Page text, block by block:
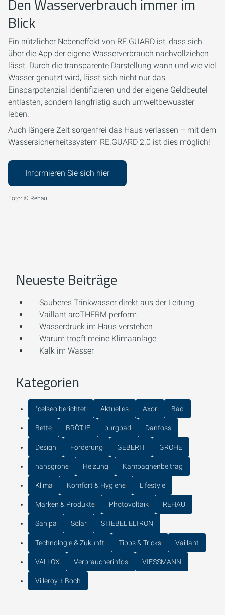
Den Wasserverbrauch immer im
Blick
Ein nützlicher Nebeneffekt von RE.GUARD ist, dass sich
über die App der eigene Wasserverbrauch nachvollziehen
lässt. Durch die transparente Darstellung wann und wie viel
Wasser genutzt wird, lässt sich nicht nur das
Einsparpotenzial identifizieren und der eigene Geldbeutel
entlasten, sondern langfristig auch umweltbewusster
leben.
Auch längere Zeit sorgenfrei das Haus verlassen – mit dem
Wassersicherheitssystem RE.GUARD 2.0 ist dies möglich!
Informieren Sie sich hier
Foto: © Rehau
Neueste Beiträge
Sauberes Trinkwasser direkt aus der Leitung
Vaillant aroTHERM perform
Wasserdruck im Haus verstehen
Warum tropft meine Klimaanlage
Kalk im Wasser
Kategorien
°celseo berichtet Aktuelles Axor Bad
Bette BRÖTJE burgbad Danfoss
Design Förderung GEBERIT GROHE
hansgrohe Heizung Kampagnenbeitrag
Klima Komfort & Hygiene Lifestyle
Marken & Produkte Photovoltaik REHAU
Sanipa Solar STIEBEL ELTRON
Technologie & Zukunft Tipps & Tricks Vaillant
VALLOX Verbraucherinfos VIESSMANN
Villeroy + Boch